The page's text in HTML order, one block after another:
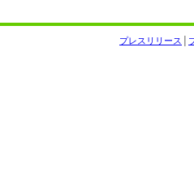
プレスリリース